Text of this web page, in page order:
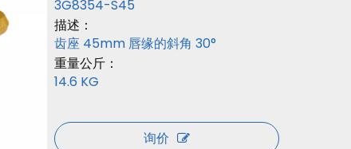
3G8354-S45
描述：
齿座 45mm 唇缘的斜角 30°
重量公斤：
14.6 KG
询价